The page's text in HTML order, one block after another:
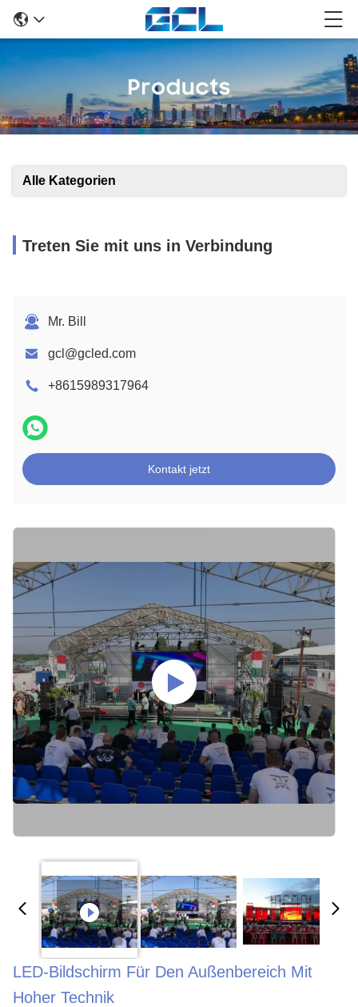
Alle Kategorien
Treten Sie mit uns in Verbindung
Mr. Bill
gcl@gcled.com
+8615989317964
Kontakt jetzt
LED-Bildschirm Für Den Außenbereich Mit
Hoher Technik